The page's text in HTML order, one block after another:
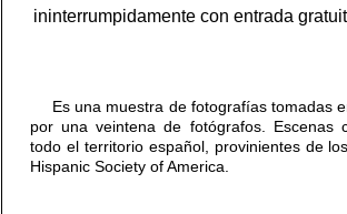
ininterrumpidamente con entrada
Es una muestra de fotografías tomadas
por una veintena de fotógrafos. Escenas
todo el territorio español, provinientes de
Hispanic Society of America.